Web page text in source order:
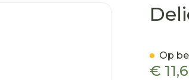
Perzik 4x200g
€
Op